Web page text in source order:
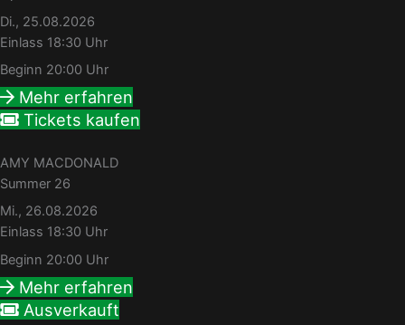
Di., 25.08.2026
Einlass 18:30 Uhr
Beginn 20:00 Uhr
Mehr erfahren
Tickets kaufen
AMY MACDONALD
Summer 26
Mi., 26.08.2026
Einlass 18:30 Uhr
Beginn 20:00 Uhr
Mehr erfahren
Ausverkauft